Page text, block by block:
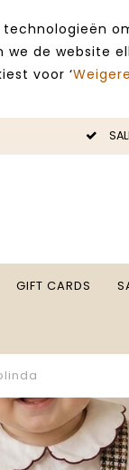
de website
voor ‘
GIFT CARDS